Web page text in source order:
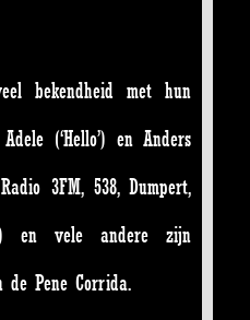
bekendheid met hun
(‘Hello’) en Anders
3FM, 538, Dumpert,
en vele andere zijn
Pene Corrida.